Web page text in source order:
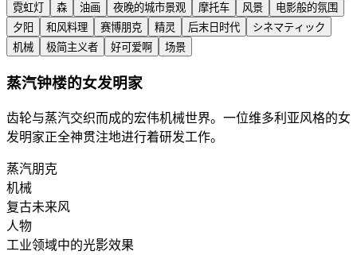
霓虹灯
森 油画 夜晚的城市景观 摩托车 风景
电影般的氛围
夕阳
和风料理 赛博朋克 精灵 后末日时代
シネマティック
机械
极简主义者 好可爱啊 场景
蒸汽钟楼的女发明家
齿轮与蒸汽交织而成的宏伟机械世界。一位维多利亚风格的女
发明家正全神贯注地进行着研发工作。
蒸汽朋克
机械
复古未来风
人物
工业领域中的光影效果